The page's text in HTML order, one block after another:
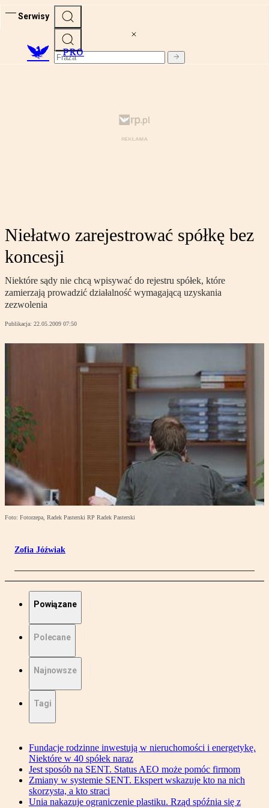
Serwisy
PRO
Niełatwo zarejestrować spółkę bez
koncesji
Niektóre sądy nie chcą wpisywać do rejestru spółek, które
zamierzają prowadzić działalność wymagającą uzyskania
zezwolenia
Publikacja: 22.05.2009 07:50
Foto: Fotorzepa, Radek Pasterski RP Radek Pasterski
Zofia Jóźwiak
Powiązane
Polecane
Najnowsze
Tagi
Fundacje rodzinne inwestują w nieruchomości i energetykę.
Niektóre w 40 spółek naraz
Jest sposób na SENT. Status AEO może pomóc firmom
Zmiany w systemie SENT. Ekspert wskazuje kto na nich
skorzysta, a kto straci
Unia nakazuje ograniczenie plastiku. Rząd spóźnia się z